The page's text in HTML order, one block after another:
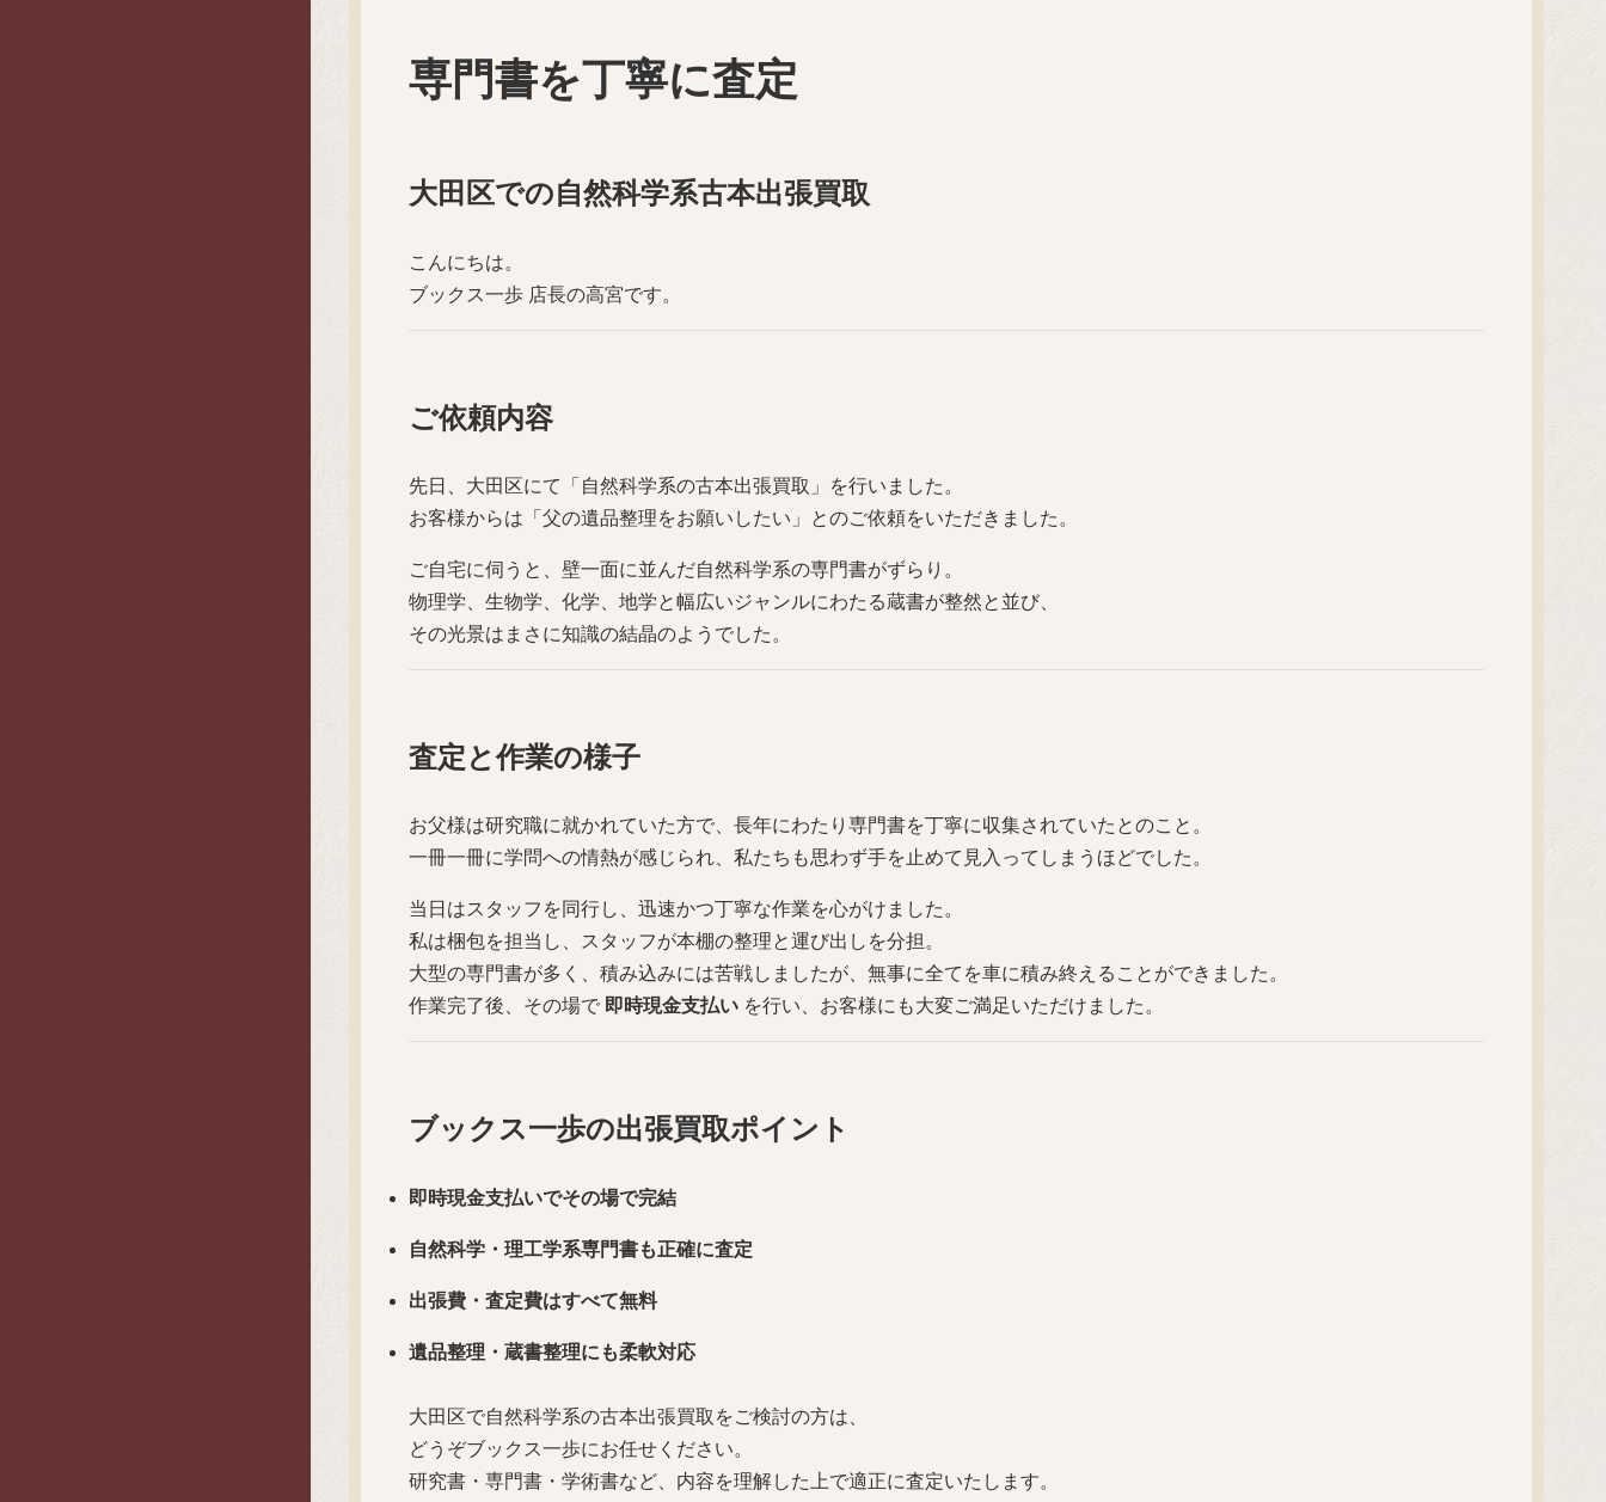
専門書を丁寧に査定
大田区での自然科学系古本出張買取
こんにちは。
ブックス一歩 店長の高宮です。
ご依頼内容
先日、大田区にて「自然科学系の古本出張買取」を行いました。
お客様からは「父の遺品整理をお願いしたい」とのご依頼をいただきました。
ご自宅に伺うと、壁一面に並んだ自然科学系の専門書がずらり。
物理学、生物学、化学、地学と幅広いジャンルにわたる蔵書が整然と並び、
その光景はまさに知識の結晶のようでした。
査定と作業の様子
お父様は研究職に就かれていた方で、長年にわたり専門書を丁寧に収集されていたとのこと。
一冊一冊に学問への情熱が感じられ、私たちも思わず手を止めて見入ってしまうほどでした。
当日はスタッフを同行し、迅速かつ丁寧な作業を心がけました。
私は梱包を担当し、スタッフが本棚の整理と運び出しを分担。
大型の専門書が多く、積み込みには苦戦しましたが、無事に全てを車に積み終えることができました。
作業完了後、その場で 即時現金支払い を行い、お客様にも大変ご満足いただけました。
ブックス一歩の出張買取ポイント
即時現金支払いでその場で完結
自然科学・理工学系専門書も正確に査定
出張費・査定費はすべて無料
遺品整理・蔵書整理にも柔軟対応
大田区で自然科学系の古本出張買取をご検討の方は、
どうぞブックス一歩にお任せください。
研究書・専門書・学術書など、内容を理解した上で適正に査定いたします。